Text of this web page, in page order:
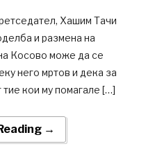
Хашим Тачи
и размена на
Косово може да се
него мртов и дека за
тие кои му помагале […]
→